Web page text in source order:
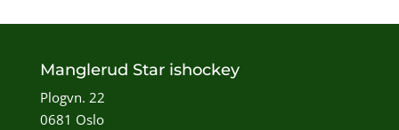
Manglerud Star ishockey
Plogvn. 22
0681 Oslo